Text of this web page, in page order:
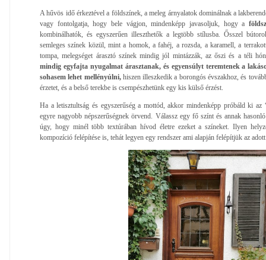
A hűvös idő érkeztével a földszínek, a meleg árnyalatok dominálnak a
vagy fontolgatja, hogy bele vágjon, mindenképp javasoljuk, hogy a
kombinálhatók, és egyszerűen illeszthetők a legtöbb stílusba. Ősszel
semleges színek közül, mint a homok, a fahéj, a rozsda, a karamell, a
tompa, melegséget árasztó színek mindig jól mintázzák, az őszi és a téli
mindig egyfajta nyugalmat árasztanak, és egyensúlyt teremtenek a
sohasem lehet mellényúlni,hiszen illeszkedik a borongós évszakhoz, és
érzetet, és a belső terekbe is csempészhetünk egy kis külső érzést.
Ha a letisztultság és egyszerűség a mottód, akkor mindenképp próbáld ki az
egyre nagyobb népszerűségnek örvend. Válassz egy fő színt és annak
úgy, hogy minél több textúrában hívod életre ezeket a színeket. Ilyen
kompozíció felépítése is, tehát legyen egy rendszer ami alapján felépítjük az